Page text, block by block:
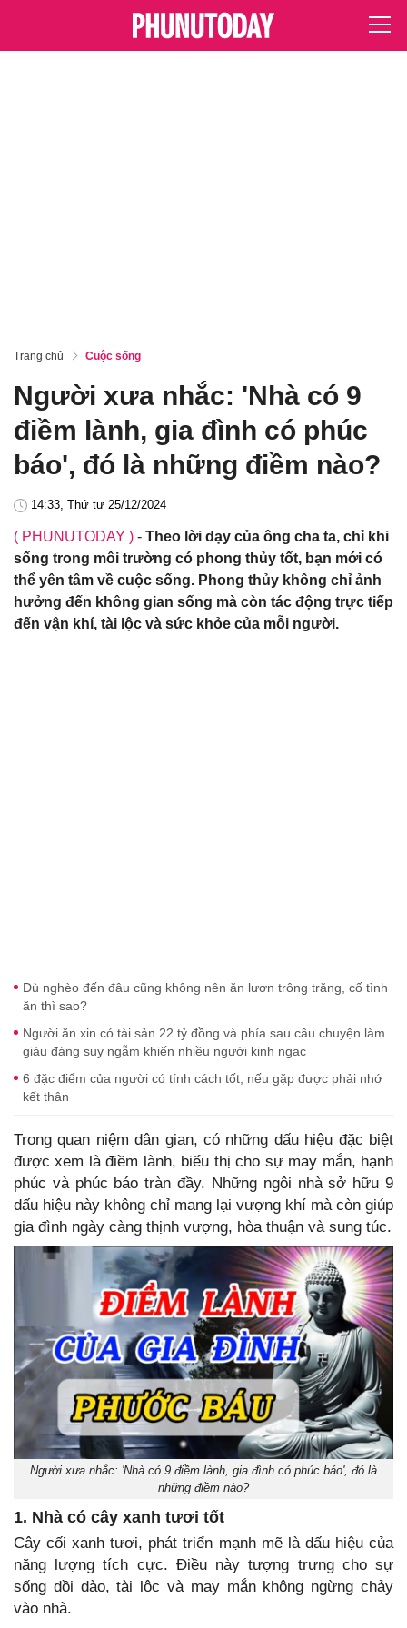
Trang chủ Cuộc sống
Người xưa nhắc: 'Nhà có 9
điềm lành, gia đình có phúc
báo', đó là những điềm nào?
14:33, Thứ tư 25/12/2024
( PHUNUTODAY ) - Theo lời dạy của ông cha ta, chỉ khi
sống trong môi trường có phong thủy tốt, bạn mới có
thể yên tâm về cuộc sống. Phong thủy không chỉ ảnh
hưởng đến không gian sống mà còn tác động trực tiếp
đến vận khí, tài lộc và sức khỏe của mỗi người.
Dù nghèo đến đâu cũng không nên ăn lươn trông trăng, cố tình
ăn thì sao?
Người ăn xin có tài sản 22 tỷ đồng và phía sau câu chuyện làm
giàu đáng suy ngẫm khiến nhiều người kinh ngạc
6 đặc điểm của người có tính cách tốt, nếu gặp được phải nhớ
kết thân
Trong quan niệm dân gian, có những dấu hiệu đặc biệt
được xem là điềm lành, biểu thị cho sự may mắn, hạnh
phúc và phúc báo tràn đầy. Những ngôi nhà sở hữu 9
dấu hiệu này không chỉ mang lại vượng khí mà còn giúp
gia đình ngày càng thịnh vượng, hòa thuận và sung túc.
Người xưa nhắc: 'Nhà có 9 điềm lành, gia đình có phúc báo', đó là
những điềm nào?
1. Nhà có cây xanh tươi tốt
Cây cối xanh tươi, phát triển mạnh mẽ là dấu hiệu của
năng lượng tích cực. Điều này tượng trưng cho sự
sống dồi dào, tài lộc và may mắn không ngừng chảy
vào nhà.